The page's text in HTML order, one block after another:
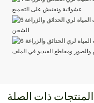
عشوائية وتفتيش على التجميع
الشحن
المنتجات ذات الصلة